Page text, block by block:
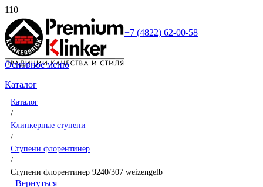
+7 (4822) 62-00-58
Основное меню
Каталог
Каталог
/
Клинкерные ступени
/
Ступени флорентинер
/
Ступени флорентинер 9240/307 weizengelb
Вернуться